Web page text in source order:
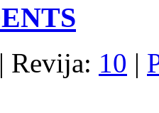
| Revija: 10 |